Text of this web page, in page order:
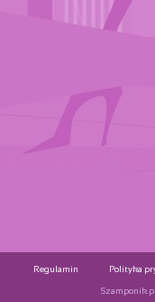
Regulamin Polityka
Szamponik.pl